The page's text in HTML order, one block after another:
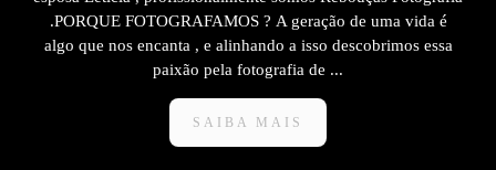
.PORQUE FOTOGRAFAMOS ? A geração de uma vida é
algo que nos encanta , e alinhando a isso descobrimos essa
paixão pela fotografia de ...
SAIBA MAIS